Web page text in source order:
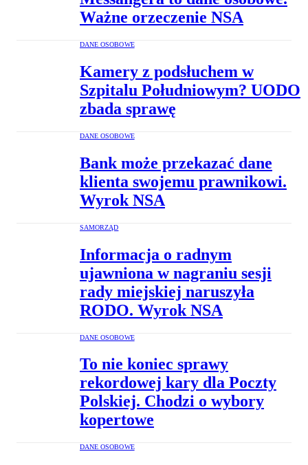
Ważne orzeczenie NSA
DANE OSOBOWE
Kamery z podsłuchem w
Szpitalu Południowym? UODO
zbada sprawę
DANE OSOBOWE
Bank może przekazać dane
klienta swojemu prawnikowi.
Wyrok NSA
SAMORZĄD
Informacja o radnym
ujawniona w nagraniu sesji
rady miejskiej naruszyła
RODO. Wyrok NSA
DANE OSOBOWE
To nie koniec sprawy
rekordowej kary dla Poczty
Polskiej. Chodzi o wybory
kopertowe
DANE OSOBOWE